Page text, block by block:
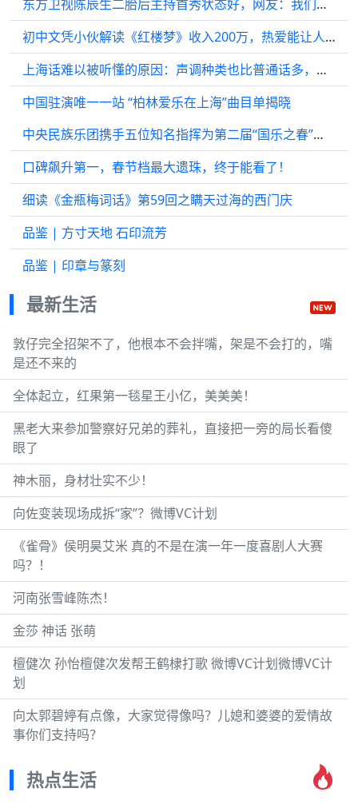
东方卫视陈辰生二胎后主持首秀状态好，网友：我们的一姐回来了！
初中文凭小伙解读《红楼梦》收入200万，热爱能让人生变得辽阔
上海话难以被听懂的原因：声调种类也比普通话多，词汇繁杂
中国驻演唯一一站 “柏林爱乐在上海”曲目单揭晓
中央民族乐团携手五位知名指挥为第二届“国乐之春”启幕
口碑飙升第一，春节档最大遗珠，终于能看了！
细读《金瓶梅词话》第59回之瞒天过海的西门庆
品鉴 | 方寸天地 石印流芳
品鉴 | 印章与篆刻
最新生活
敦仔完全招架不了，他根本不会拌嘴，架是不会打的，嘴
是还不来的
全体起立，红果第一毯星王小亿，美美美！
黑老大来参加警察好兄弟的葬礼，直接把一旁的局长看傻
眼了
神木丽，身材壮实不少！
向佐变装现场成拆“家”？微博VC计划
《雀骨》侯明昊艾米 真的不是在演一年一度喜剧人大赛
吗？！
河南张雪峰陈杰！
金莎 神话 张萌
檀健次 孙怡檀健次发帮王鹤棣打歌 微博VC计划微博VC计
划
向太郭碧婷有点像，大家觉得像吗？儿媳和婆婆的爱情故
事你们支持吗？
热点生活